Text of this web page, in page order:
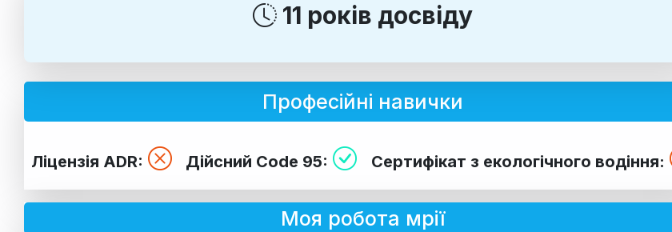
11 років досвіду
Професійні навички
Ліцензія ADR: Дійсний Code 95: Сертифікат з екологічного водіння:
Моя робота мрії